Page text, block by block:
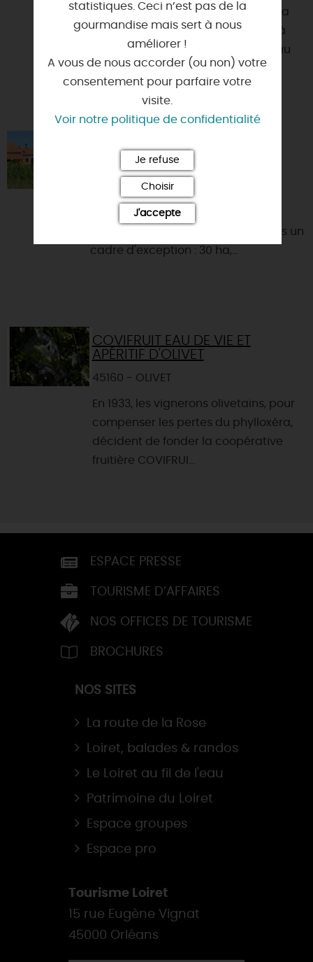
Le château de la Ferté Saint Aubin a
été le premier château en France à
lancer un escape game au château
en décor historique et ...
LA MORINIÈRE
45370 - JOUY-LE-POTIER
Envie de calme, de sérénité ? Nous
mettons à votre disposition un
logement entièrement rénové dans un
cadre d'exception : 30 ha,...
COVIFRUIT EAU DE VIE ET
APÉRITIF D'OLIVET
45160 - OLIVET
En 1933, les vignerons olivetains, pour
compenser les pertes du phylloxéra,
décident de fonder la coopérative
fruitière COVIFRUI...
ESPACE PRESSE
TOURISME D’AFFAIRES
NOS OFFICES DE TOURISME
BROCHURES
NOS SITES
La route de la Rose
Loiret, balades & randos
Le Loiret au fil de l'eau
Patrimoine du Loiret
Espace groupes
Espace pro
Tourisme Loiret
15 rue Eugène Vignat
45000 Orléans
statistiques. Ceci n’est pas de la
gourmandise mais sert à nous
améliorer !
A vous de nous accorder (ou non) votre
consentement pour parfaire votre
visite.
Voir notre politique de confidentialité
Je refuse
Choisir
J'accepte